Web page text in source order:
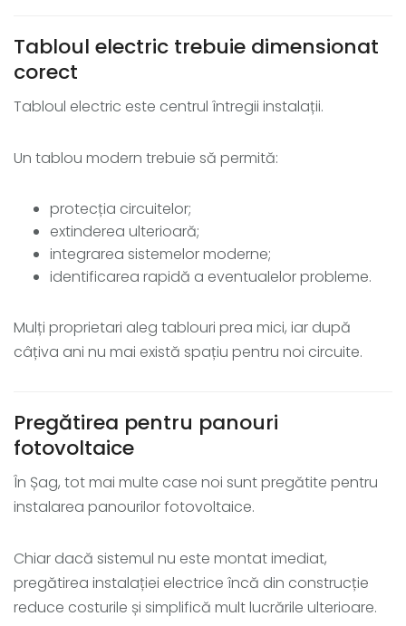
Tabloul electric trebuie dimensionat
corect
Tabloul electric este centrul întregii instalații.
Un tablou modern trebuie să permită:
protecția circuitelor;
extinderea ulterioară;
integrarea sistemelor moderne;
identificarea rapidă a eventualelor probleme.
Mulți proprietari aleg tablouri prea mici, iar după
câțiva ani nu mai există spațiu pentru noi circuite.
Pregătirea pentru panouri
fotovoltaice
În Șag, tot mai multe case noi sunt pregătite pentru
instalarea panourilor fotovoltaice.
Chiar dacă sistemul nu este montat imediat,
pregătirea instalației electrice încă din construcție
reduce costurile și simplifică mult lucrările ulterioare.